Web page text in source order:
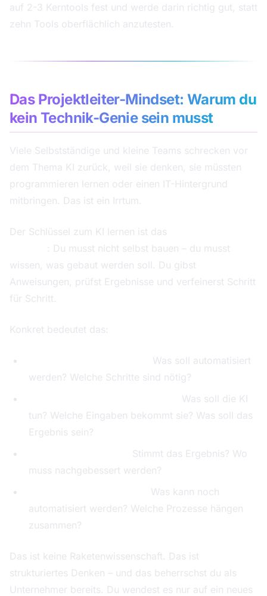
auf 2-3 Kerntools fest und werde darin richtig gut, statt
zehn Tools oberflächlich anzutesten.
Das Projektleiter-Mindset: Warum du
kein Technik-Genie sein musst
Viele Selbstständige und kleine Teams schrecken vor
dem Thema KI zurück, weil sie denken, sie müssten
programmieren lernen oder einen IT-Hintergrund
mitbringen. Das ist ein Irrtum.
Der Schlüssel zum KI lernen ist das
: Du musst nicht selbst bauen – du musst
wissen, was gebaut werden soll. Du gibst
Anweisungen, prüfst Ergebnisse und verfeinerst Schritt
für Schritt.
Konkret bedeutet das:
Was soll automatisiert
werden? Welche Schritte sind nötig?
Was soll die KI
tun? Welche Eingaben bekommt sie? Was soll das
Ergebnis sein?
Stimmt das Ergebnis? Wo
muss nachgebessert werden?
Was kann noch
automatisiert werden? Welche Prozesse hängen
zusammen?
Das ist keine Raketenwissenschaft. Das ist
strukturiertes Denken – und das beherrschst du als
Unternehmer bereits. Du wendest es nur auf ein neues